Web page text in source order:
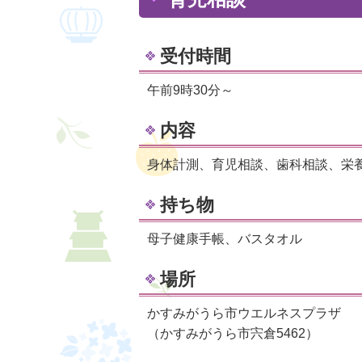
受付時間
午前9時30分～
内容
身体計測、育児相談、歯科相談、栄
持ち物
母子健康手帳、バスタオル
場所
かすみがうら市ウエルネスプラザ
（かすみがうら市宍倉5462）